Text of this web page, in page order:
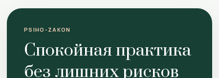
PSIHO-ZAKON
Спокойная практика
без лишних рисков